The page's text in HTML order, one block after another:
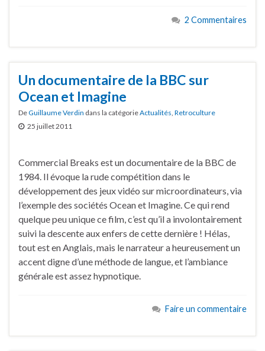
2 Commentaires
Un documentaire de la BBC sur
Ocean et Imagine
DeGuillaume Verdin dans la catégorieActualités Retroculture
25 juillet 2011
Commercial Breaks est un documentaire de la BBC de
1984. Il évoque la rude compétition dans le
développement des jeux vidéo sur microordinateurs, via
l’exemple des sociétés Ocean et Imagine. Ce qui rend
quelque peu unique ce film, c’est qu’il a involontairement
suivi la descente aux enfers de cette dernière ! Hélas,
tout est en Anglais, mais le narrateur a heureusement un
accent digne d’une méthode de langue, et l’ambiance
générale est assez hypnotique.
Faire un commentaire